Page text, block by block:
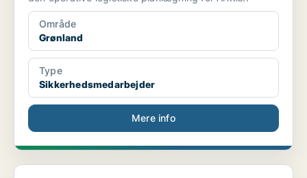
Område
Grønland
Type
Sikkerhedsmedarbejder
Mere info
Receptionist - Hotel Qaqortoq